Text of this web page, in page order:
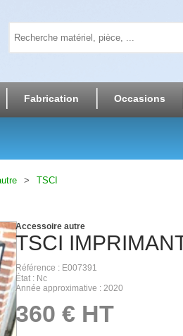
Fabrication Occasions
TSCI
TSCI
Accessoire autre
Référence
E007391
État
Nc
Année approximative
2020
360 € HT